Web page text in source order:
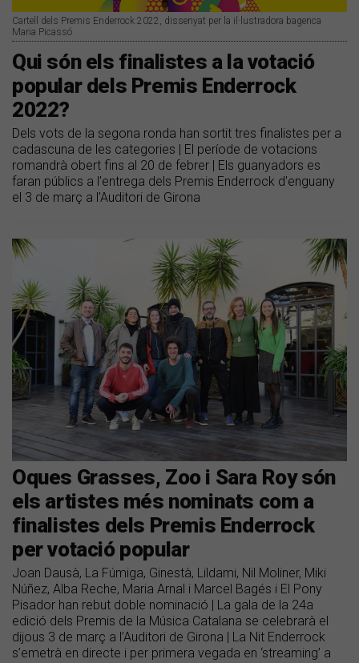
Cartell dels Premis Enderrock 2022, dissenyat per la il·lustradora bagenca
Maria Picassó
Qui són els finalistes a la votació
popular dels Premis Enderrock
2022?
Dels vots de la segona ronda han sortit tres finalistes per a
cadascuna de les categories | El període de votacions
romandrà obert fins al 20 de febrer | Els guanyadors es
faran públics a l'entrega dels Premis Enderrock d'enguany
el 3 de març a l'Auditori de Girona
Oques Grasses, Zoo i Sara Roy són
els artistes més nominats com a
finalistes dels Premis Enderrock
per votació popular
​Joan Dausà, La Fúmiga, Ginestà, Lildami, Nil Moliner, Miki
Núñez, Alba Reche, Maria Arnal i Marcel Bagés i El Pony
Pisador han rebut doble nominació | La gala de la 24a
edició dels Premis de la Música Catalana se celebrarà el
dijous 3 de març a l’Auditori de Girona | La Nit Enderrock
s’emetrà en directe i per primera vegada en ‘streaming’ a